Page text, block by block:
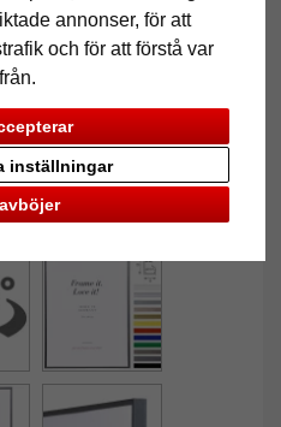
annonser, för att
och för att förstå var
inställningar